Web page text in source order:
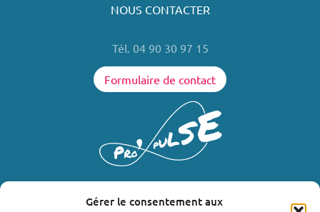
Gérer le consentement aux
NOUS CONTACTER
Tél. 04 90 30 97 15
Formulaire de contact